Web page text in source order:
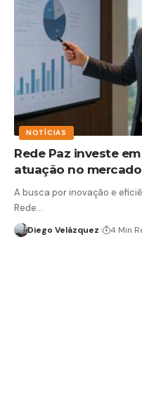
NOTÍCIAS
Rede Paz investe
atuação no
A busca por inovação e
Rede…
Diego Velázquez 4 Min